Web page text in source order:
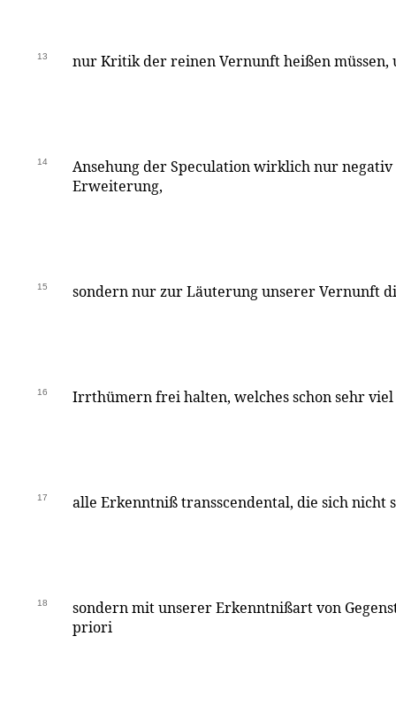
13 nur Kritik der reinen Vernunft heißen
14
Ansehung der Speculation wirklich nur
Erweiterung,
15 sondern nur zur Läuterung unserer Vernunft
16 Irrthümern frei halten, welches schon sehr
17 alle Erkenntniß transscendental, die sich nicht
18
sondern mit unserer Erkenntnißart von
priori